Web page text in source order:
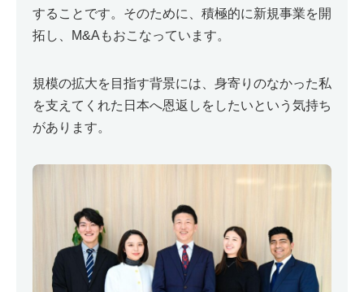
することです。そのために、積極的に新規事業を開
拓し、M&Aもおこなっています。
規模の拡大を目指す背景には、身寄りのなかった私
を支えてくれた日本へ恩返しをしたいという気持ち
があります。